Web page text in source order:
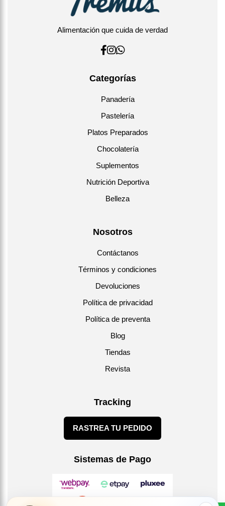
Alimentación que cuida de verdad
Categorías
Panadería
Pastelería
Platos Preparados
Chocolatería
Suplementos
Nutrición Deportiva
Belleza
Nosotros
Contáctanos
Términos y condiciones
Devoluciones
Política de privacidad
Política de preventa
Blog
Tiendas
Revista
Tracking
RASTREA TU PEDIDO
Sistemas de Pago